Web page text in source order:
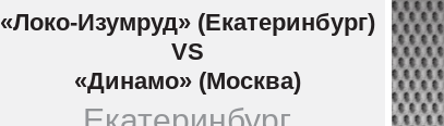
«Локо-Изумруд» (Екатеринбург)
VS
«Динамо» (Москва)